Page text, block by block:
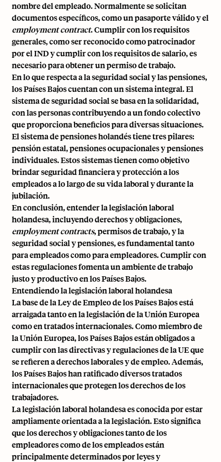
nombre del empleado. Normalmente se solicitan
documentos específicos, como un pasaporte válido y el
employment contract. Cumplir con los requisitos
generales, como ser reconocido como patrocinador
por el IND y cumplir con los requisitos de salario, es
necesario para obtener un permiso de trabajo.
En lo que respecta a la seguridad social y las pensiones,
los Países Bajos cuentan con un sistema integral. El
sistema de seguridad social se basa en la solidaridad,
con las personas contribuyendo a un fondo colectivo
que proporciona beneficios para diversas situaciones.
El sistema de pensiones holandés tiene tres pilares:
pensión estatal, pensiones ocupacionales y pensiones
individuales. Estos sistemas tienen como objetivo
brindar seguridad financiera y protección a los
empleados a lo largo de su vida laboral y durante la
jubilación.
En conclusión, entender la legislación laboral
holandesa, incluyendo derechos y obligaciones,
employment contracts, permisos de trabajo, y la
seguridad social y pensiones, es fundamental tanto
para empleados como para empleadores. Cumplir con
estas regulaciones fomenta un ambiente de trabajo
justo y productivo en los Países Bajos.
Entendiendo la legislación laboral holandesa
La base de la Ley de Empleo de los Países Bajos está
arraigada tanto en la legislación de la Unión Europea
como en tratados internacionales. Como miembro de
la Unión Europea, los Países Bajos están obligados a
cumplir con las directivas y regulaciones de la UE que
se refieren a derechos laborales y de empleo. Además,
los Países Bajos han ratificado diversos tratados
internacionales que protegen los derechos de los
trabajadores.
La legislación laboral holandesa es conocida por estar
ampliamente orientada a la legislación. Esto significa
que los derechos y obligaciones tanto de los
empleadores como de los empleados están
principalmente determinados por leyes y